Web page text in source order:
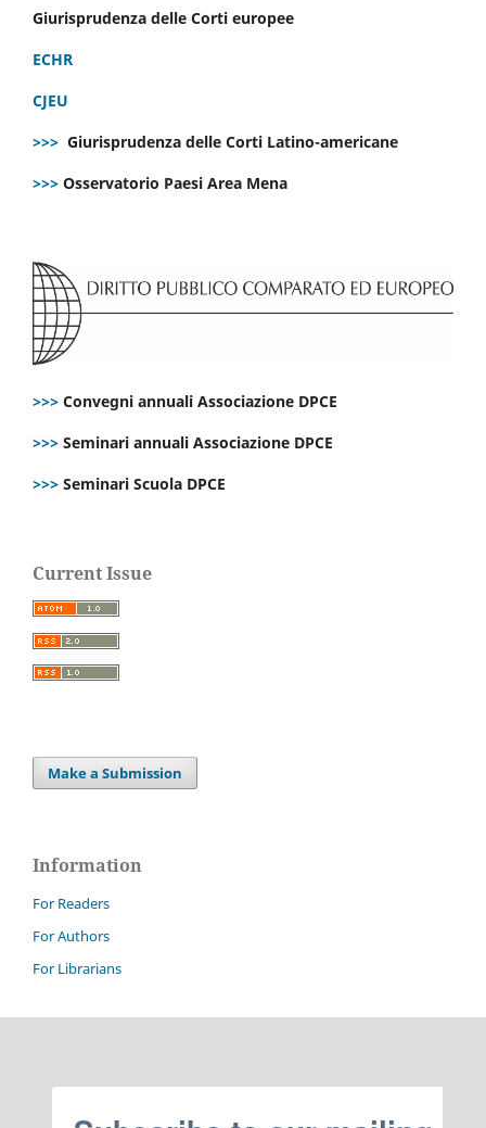
Giurisprudenza delle Corti europee
ECHR
CJEU
>>> Giurisprudenza delle Corti Latino-americane
>>> Osservatorio Paesi Area Mena
>>> Convegni annuali Associazione DPCE
>>> Seminari annuali Associazione DPCE
>>> Seminari Scuola DPCE
Current Issue
Make a Submission
Information
For Readers
For Authors
For Librarians